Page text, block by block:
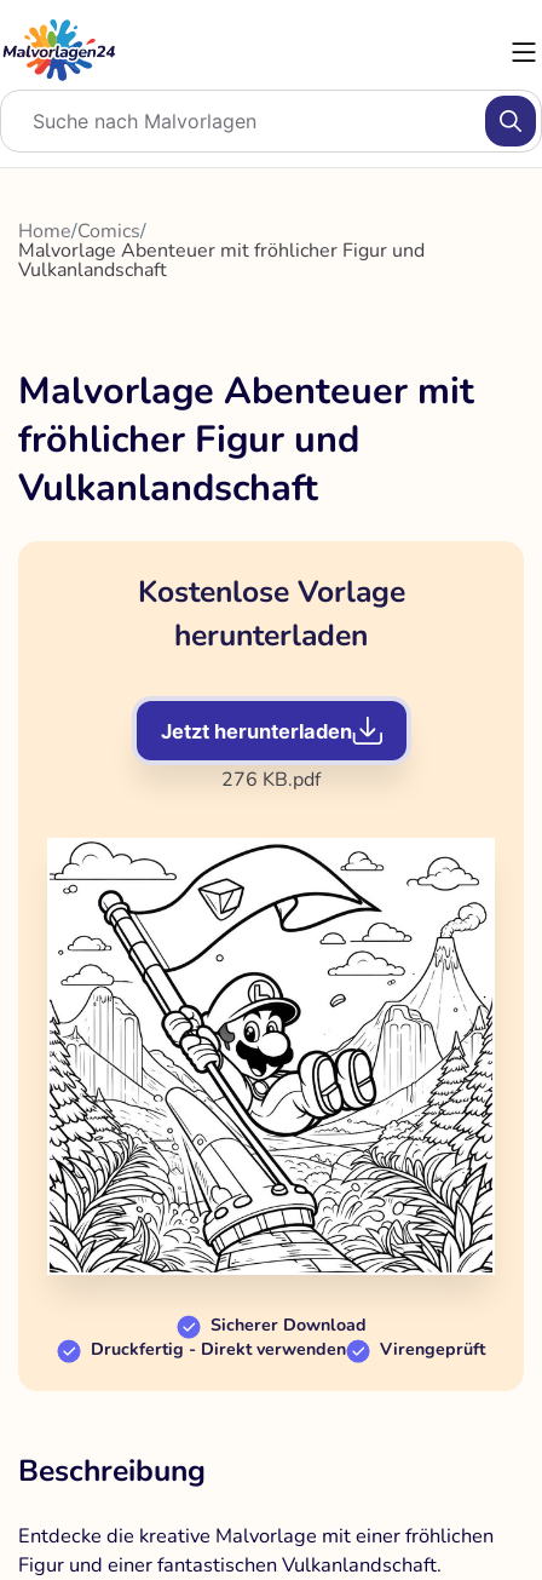
Inhalt
springen
Home/Comics/
Malvorlage Abenteuer mit fröhlicher Figur und
Vulkanlandschaft
Malvorlage Abenteuer mit
fröhlicher Figur und
Vulkanlandschaft
Kostenlose Vorlage
herunterladen
Jetzt herunterladen
276 KB.pdf
Sicherer Download
Druckfertig - Direkt verwenden
Virengeprüft
Beschreibung
Entdecke die kreative Malvorlage mit einer fröhlichen
Figur und einer fantastischen Vulkanlandschaft.